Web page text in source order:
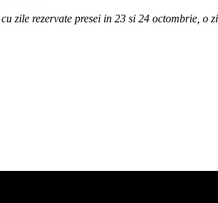
zile rezervate presei in 23 si 24 octombrie, o